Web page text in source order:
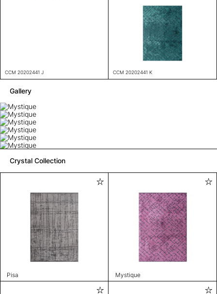
CCM 20202441 J CCM 20202441 K
Gallery
Crystal Collection
Pisa Mystique